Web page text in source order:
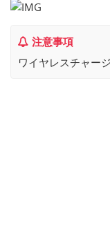
注意事項
ワイヤレスチャー